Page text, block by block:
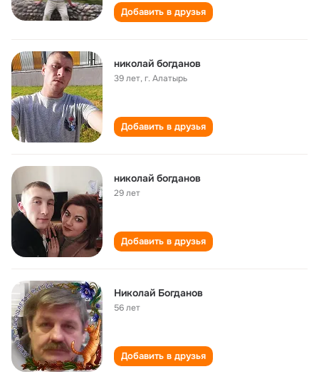
Добавить в друзья
николай богданов
39 лет,г. Алатырь
Добавить в друзья
николай богданов
29 лет
Добавить в друзья
Николай Богданов
56 лет
Добавить в друзья